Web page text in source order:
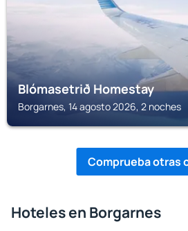
Blómasetrið Homestay
Borgarnes, 14 agosto 2026, 2 noches
Comprueba otras
Hoteles en Borgarnes